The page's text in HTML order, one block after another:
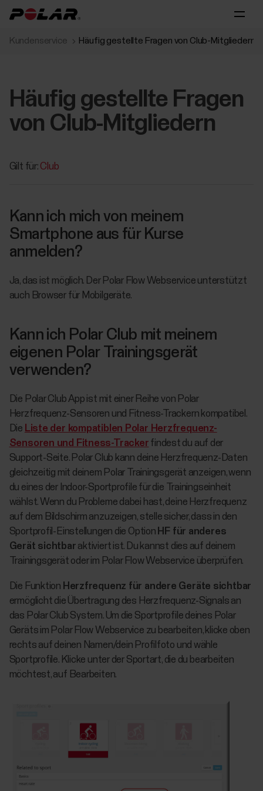
Kundenservice Häufig gestellte Fragen von Club-Mitgliedern
Häufig gestellte Fragen
von Club-Mitgliedern
Gilt für: Club
Kann ich mich von meinem
Smartphone aus für Kurse
anmelden?
Ja, das ist möglich. Der Polar Flow Webservice unterstützt
auch Browser für Mobilgeräte.
Kann ich Polar Club mit meinem
eigenen Polar Trainingsgerät
verwenden?
Die Polar Club App ist mit einer Reihe von Polar
Herzfrequenz-Sensoren und Fitness-Trackern kompatibel.
Die Liste der kompatiblen Polar Herzfrequenz-
Sensoren und Fitness-Tracker findest du auf der
Support-Seite. Polar Club kann deine Herzfrequenz-Daten
gleichzeitig mit deinem Polar Trainingsgerät anzeigen, wenn
du eines der Indoor-Sportprofile für die Trainingseinheit
wählst. Wenn du Probleme dabei hast, deine Herzfrequenz
auf dem Bildschirm anzuzeigen, stelle sicher, dass in den
Sportprofil-Einstellungen die Option HF für anderes
Gerät sichtbar aktiviert ist. Du kannst dies auf deinem
Trainingsgerät oder im Polar Flow Webservice überprüfen.
Die Funktion Herzfrequenz für andere Geräte sichtbar
ermöglicht die Übertragung des Herzfrequenz-Signals an
das Polar Club System. Um die Sportprofile deines Polar
Geräts im Polar Flow Webservice zu bearbeiten, klicke oben
rechts auf deinen Namen/dein Profilfoto und wähle
Sportprofile. Klicke unter der Sportart, die du bearbeiten
möchtest, auf Bearbeiten.​